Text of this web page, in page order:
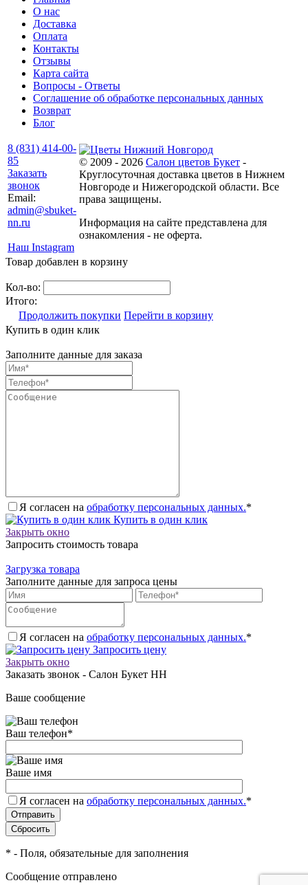
О нас
Доставка
Оплата
Контакты
Отзывы
Карта сайта
Вопросы - Ответы
Соглашение об обработке персональных данных
Возврат
Блог
8 (831) 414-00-
85
Заказать
звонок
Email:
admin@sbuket-
nn.ru
Наш Instagram
© 2009 - 2026 Салон цветов Букет -
Круглосуточная доставка цветов в Нижнем
Новгороде и Нижегородской области. Все
права защищены.
Информация на сайте представлена для
ознакомления - не оферта.
Товар добавлен в корзину
Кол-во:
Итого:
Продолжить покупки Перейти в корзину
Купить в один клик
Заполните данные для заказа
Я согласен на обработку персональных данных.*
Купить в один клик
Закрыть окно
Запросить стоимость товара
Загрузка товара
Заполните данные для запроса цены
Я согласен на обработку персональных данных.*
Запросить цену
Закрыть окно
Заказать звонок - Салон Букет НН
Ваше сообщение
Ваш телефон*
Ваше имя
Я согласен на обработку персональных данных.*
* - Поля, обязательные для заполнения
Сообщение отправлено